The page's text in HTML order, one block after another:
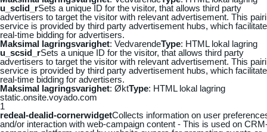
u_sclid_rSets a unique ID for the visitor, that allows third party
advertisers to target the visitor with relevant advertisement. This
service is provided by third party advertisement hubs, which
real-time bidding for advertisers.
Maksimal lagringsvarighet: VedvarendeType: HTML lokal lagring
u_scsid_rSets a unique ID for the visitor, that allows third party
advertisers to target the visitor with relevant advertisement. This
service is provided by third party advertisement hubs, which
real-time bidding for advertisers.
Maksimal lagringsvarighet: ØktType: HTML lokal lagring
static.onsite.voyado.com
1
redeal-dealid-cornerwidgetCollects information on user
and/or interaction with web-campaign content - This is used on